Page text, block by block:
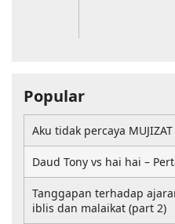
Popular
Aku tidak percaya MUJIZAT
Daud Tony vs hai hai –
Tanggapan terhadap
iblis dan malaikat (part 2)